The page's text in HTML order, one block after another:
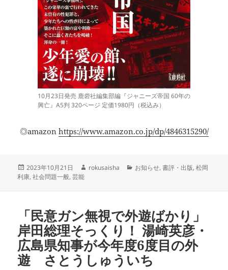
10月23日発売 鹿砦社編集部編『ジャニーズ帝国 60年の
興亡』A5判 320ページ 定価1980円（税込み）
◎amazon https://www.amazon.co.jp/dp/4846315290/
投
稿
2023年10月21日
作
rokusaisha
カ
お知らせ,書評・出版,松岡
利康,社会問題一般,芸能
「民意ガン無視で外遊ばかり」
岸田総理そっくり！ 湯崎英彦・
広島県知事が今年度6度目の外
遊 さとうしゅういち